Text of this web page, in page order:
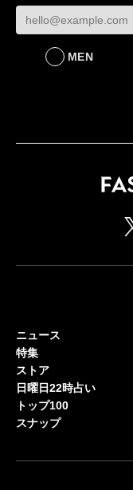
MEN
ニュース
特集
ストア
日曜日22時占い
トップ100
スナップ